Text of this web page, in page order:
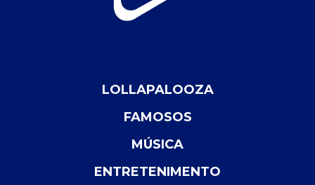
LOLLAPALOOZA
FAMOSOS
MÚSICA
ENTRETENIMENTO